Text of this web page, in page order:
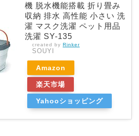
機 脱水機能搭載 折り畳み
収納 排水 高性能 小さい 洗
濯 マスク洗濯 ペット用品
洗濯 SY-135
created by Rinker
SOUYI
Amazon
楽天市場
Yahooショッピング